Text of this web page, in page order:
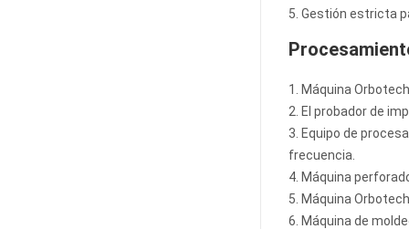
5. Gestión estricta
1. Máquina
2. El probador de
3. Equipo de
frecuencia.
4. Máquina
5. Máquina
6. Máquina de